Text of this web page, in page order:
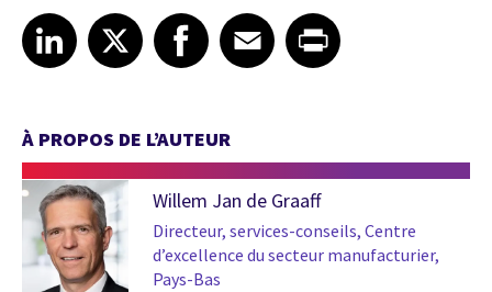
Share article on LinkedIn
LinkedIn
Share article on XShare article on Facebook
Facebook
Share article on Email
EmailShare article on Print
À PROPOS DE L’AUTEUR
Willem Jan de Graaff
Directeur, services-conseils, Centre
d’excellence du secteur manufacturier,
Pays-Bas